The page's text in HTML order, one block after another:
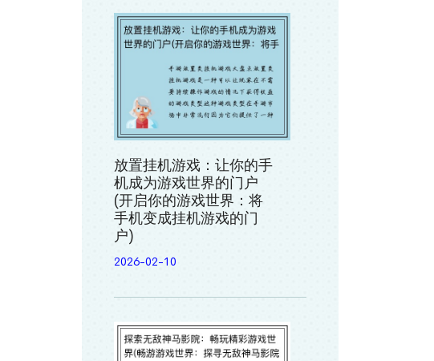
放置挂机游戏：让你的手
机成为游戏世界的门户
(开启你的游戏世界：将
手机变成挂机游戏的门
户)
2026-02-10